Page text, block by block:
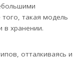
такая модель
в хранении.
отталкиваясь и